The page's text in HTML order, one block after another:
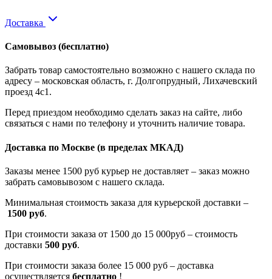
Доставка
Самовывоз (бесплатно)
Забрать товар самостоятельно возможно с нашего склада по
адресу – московская область, г. Долгопрудный, Лихачевский
проезд 4с1.
Перед приездом необходимо сделать заказ на сайте, либо
связаться с нами по телефону и уточнить наличие товара.
Доставка по Москве (в пределах МКАД)
Заказы менее 1500 руб курьер не доставляет – заказ можно
забрать самовывозом с нашего склада.
Минимальная стоимость заказа для курьерской доставки –
1500 руб.
При стоимости заказа от 1500 до 15 000руб – стоимость
доставки 500 руб.
При стоимости заказа более 15 000 руб – доставка
осуществляется бесплатно !